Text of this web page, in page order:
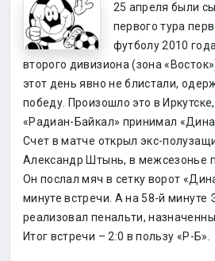
25 апреля были
первого тура
футболу 2010
второго дивизиона (зона
этот день явно не блистали,
победу. Произошло это в
«Радиан-Байкал» принимал
Счет в матче открыл экс-
Александр Штынь, в межсезонье
Он послал мяч в сетку ворот
минуте встречи. А на 58-й минуте
реализовал пенальти,
Итог встречи – 2:0 в пользу «Р-Б».